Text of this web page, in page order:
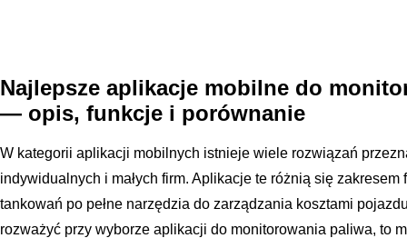
Najlepsze aplikacje mobilne do
— opis, funkcje i porównanie
W kategorii aplikacji mobilnych istnieje wiele rozwiązań
indywidualnych i małych firm. Aplikacje te różnią się
tankowań po pełne narzędzia do zarządzania kosztami
rozważyć przy wyborze aplikacji do monitorowania paliwa, to